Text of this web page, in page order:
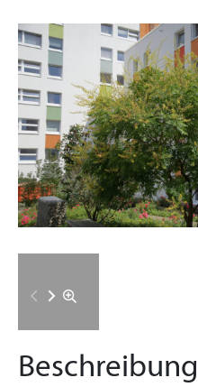
Beschreibung